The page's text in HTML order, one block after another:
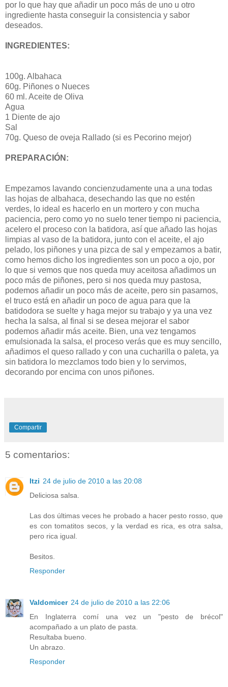
por lo que hay que añadir un poco más de uno u otro
ingrediente hasta conseguir la consistencia y sabor
deseados.
INGREDIENTES:
100g. Albahaca
60g. Piñones o Nueces
60 ml. Aceite de Oliva
Agua
1 Diente de ajo
Sal
70g. Queso de oveja Rallado (si es Pecorino mejor)
PREPARACIÓN:
Empezamos lavando concienzudamente una a una todas
las hojas de albahaca, desechando las que no estén
verdes, lo ideal es hacerlo en un mortero y con mucha
paciencia, pero como yo no suelo tener tiempo ni paciencia,
acelero el proceso con la batidora, así que añado las hojas
limpias al vaso de la batidora, junto con el aceite, el ajo
pelado, los piñones y una pizca de sal y empezamos a batir,
como hemos dicho los ingredientes son un poco a ojo, por
lo que si vemos que nos queda muy aceitosa añadimos un
poco más de piñones, pero si nos queda muy pastosa,
podemos añadir un poco más de aceite, pero sin pasarnos,
el truco está en añadir un poco de agua para que la
batidodora se suelte y haga mejor su trabajo y ya una vez
hecha la salsa, al final si se desea mejorar el sabor
podemos añadir más aceite. Bien, una vez tengamos
emulsionada la salsa, el proceso verás que es muy sencillo,
añadimos el queso rallado y con una cucharilla o paleta, ya
sin batidora lo mezclamos todo bien y lo servimos,
decorando por encima con unos piñones.
Compartir
5 comentarios:
Itzi 24 de julio de 2010 a las 20:08
Deliciosa salsa.
Las dos últimas veces he probado a hacer pesto rosso, que
es con tomatitos secos, y la verdad es rica, es otra salsa,
pero rica igual.
Besitos.
Responder
Valdomicer 24 de julio de 2010 a las 22:06
En Inglaterra comí una vez un "pesto de brécol"
acompañado a un plato de pasta.
Resultaba bueno.
Un abrazo.
Responder